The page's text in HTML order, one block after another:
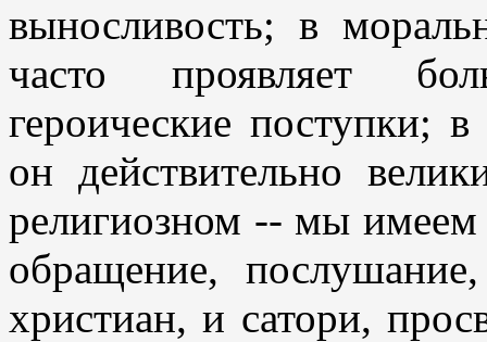
выносливость; в
часто проявляет
героические поступки;
он действительно
религиозном -- мы
обращение,
христиан, и сатори,